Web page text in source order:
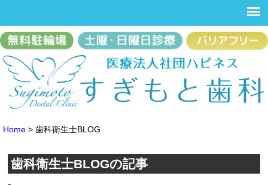
Home > 歯科衛生士BLOG
歯科衛生士BLOGの記事